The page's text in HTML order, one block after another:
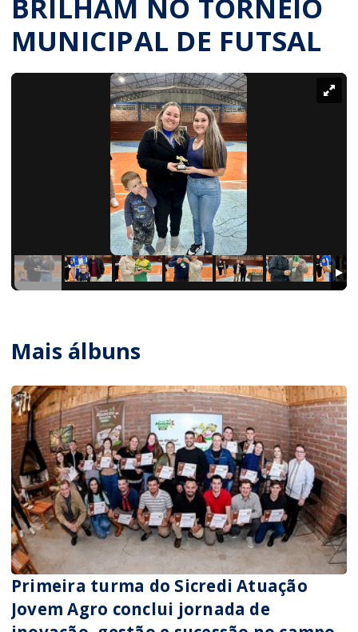
BRILHAM NO TORNEIO
MUNICIPAL DE FUTSAL
Mais álbuns
Primeira turma do Sicredi Atuação
Jovem Agro conclui jornada de